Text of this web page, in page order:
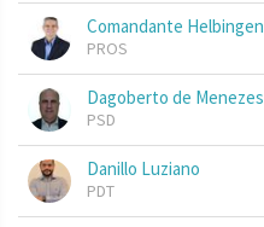
Comandante Helbingen
PROS
Dagoberto de Menezes
PSD
Danillo Luziano
PDT